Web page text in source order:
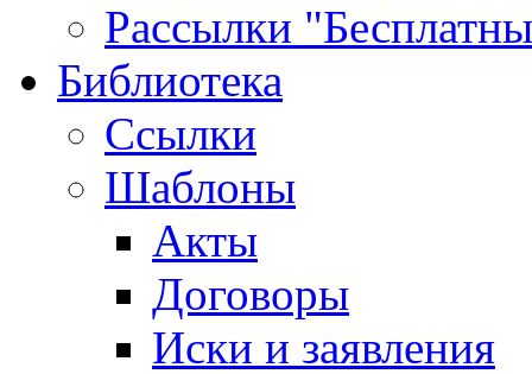
Рассылки
Библиотека
Ссылки
Шаблоны
Акты
Договоры
Иски и заявления